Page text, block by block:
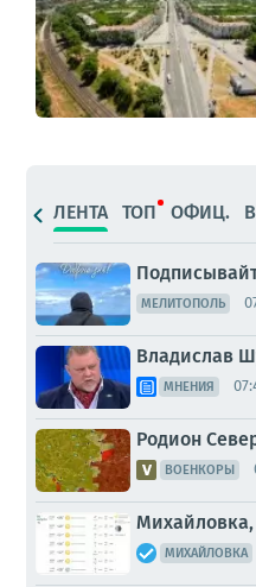
ЛЕНТА ТОП ОФИЦ.
МЕЛИТОПОЛЬ
Владислав
МНЕНИЯ
Родион
ВОЕНКОРЫ
Михайловка,
МИХАЙЛОВКА